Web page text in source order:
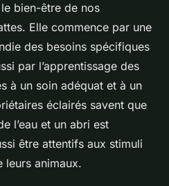
bien-être de nos
Elle commence par une
des besoins spécifiques
par l’apprentissage des
à un soin adéquat et à un
éclairés savent que
l’eau et un abri est
être attentifs aux stimuli
leurs animaux.